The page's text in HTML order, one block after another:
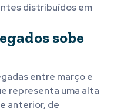
distribuídos em
sobe
entre março e
representa uma alta
anterior, de